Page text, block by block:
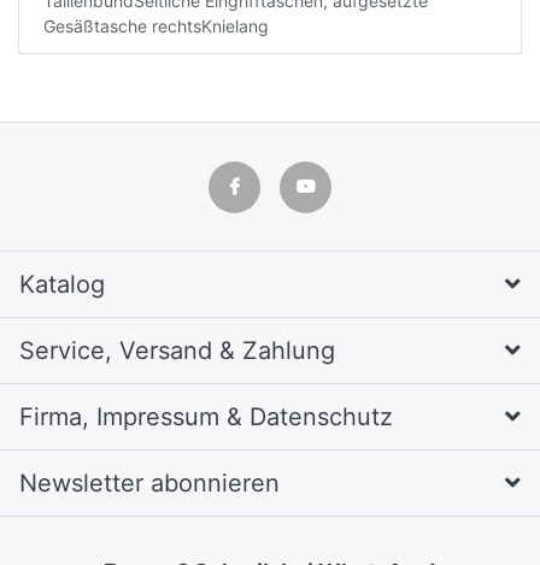
Gesäßtasche rechtsKnielang
Katalog
Service, Versand & Zahlung
Firma, Impressum & Datenschutz
Newsletter abonnieren